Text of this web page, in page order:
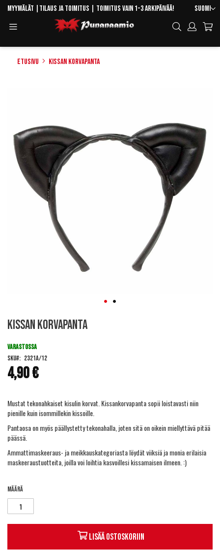
Skip
Content
Kieli
Suomi
Myymälät Tilaus ja toimitus | Toimitus vain 1-3 arkipäivää!
Hae
Etusivu Kissan korvapanta
the
images
gallery
to
beginning
the
images
gallery
Kissan korvapanta
4,90 €
VARASTOSSA
SKU
2321A/12
Mustat tekonahkaiset kisulin korvat. Kissankorvapanta sopii loistavasti niin
pienille kuin isommillekin kissoille.
Pantaosa on myös päällystetty tekonahalla, joten sitä on oikein miellyttävä pitää
päässä.
Ammattimaskeeraus- ja meikkauskategoriasta löydät viiksiä ja monia erilaisia
maskeeraustuotteita, joilla voi loihtia kasvoillesi kissamaisen ilmeen. :)
Määrä
Lisää ostoskoriin